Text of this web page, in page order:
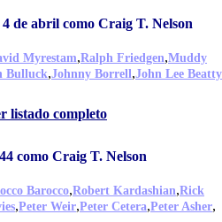
de abril como Craig T. Nelson
Myrestam,Ralph Friedgen,Muddy
Bulluck,Johnny Borrell,John Lee Beatty
listado completo
como Craig T. Nelson
Barocco,Robert Kardashian,Rick
,Peter Weir,Peter Cetera,Peter Asher,